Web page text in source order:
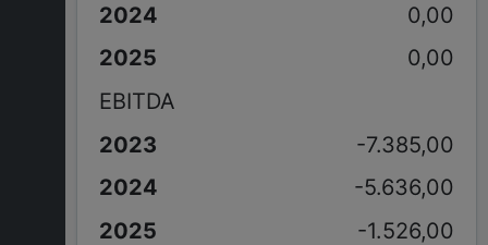
0,00
0,00
EBITDA
-7.385,00
-5.636,00
-1.526,00